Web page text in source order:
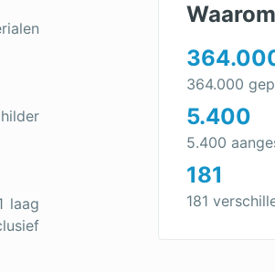
laag
364.000
5.400
5.400
181
181